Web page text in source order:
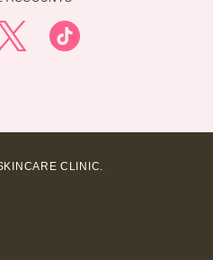
CLINIC.